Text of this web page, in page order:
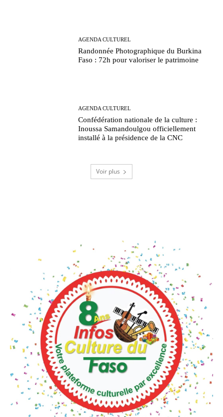
AGENDA CULTUREL
Randonnée Photographique du Burkina
Faso : 72h pour valoriser le patrimoine
AGENDA CULTUREL
Confédération nationale de la culture :
Inoussa Samandoulgou officiellement
installé à la présidence de la CNC
Voir plus